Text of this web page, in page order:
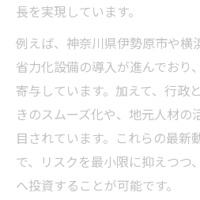
長を実現しています。
例えば、神奈川県伊勢原市や横
省力化設備の導入が進んでおり
寄与しています。加えて、行政
きのスムーズ化や、地元人材の
目されています。これらの最新
で、リスクを最小限に抑えつつ
へ投資することが可能です。